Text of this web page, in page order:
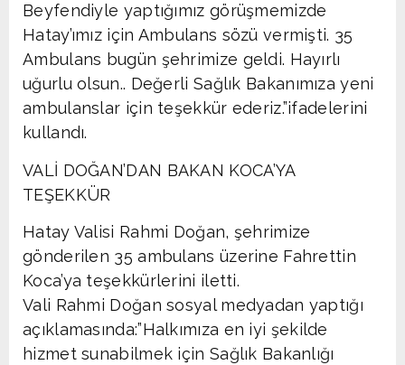
Beyfendiyle yaptığımız görüşmemizde
Hatay’ımız için Ambulans sözü vermişti. 35
Ambulans bugün şehrimize geldi. Hayırlı
uğurlu olsun.. Değerli Sağlık Bakanımıza yeni
ambulanslar için teşekkür ederiz.”ifadelerini
kullandı.
VALİ DOĞAN’DAN BAKAN KOCA’YA
TEŞEKKÜR
Hatay Valisi Rahmi Doğan, şehrimize
gönderilen 35 ambulans üzerine Fahrettin
Koca’ya teşekkürlerini iletti.
Vali Rahmi Doğan sosyal medyadan yaptığı
açıklamasında:”Halkımıza en iyi şekilde
hizmet sunabilmek için Sağlık Bakanlığı